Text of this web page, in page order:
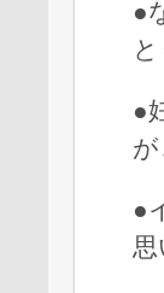
●
●
●